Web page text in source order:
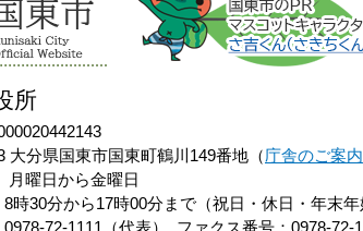
所
大分県国東市国東町鶴川149番地（庁舎のご案内
月曜日から金曜日
8時30分から17時00分まで（祝日・休日・年末年
72-1111（代表）
ファクス番号：0978-72-